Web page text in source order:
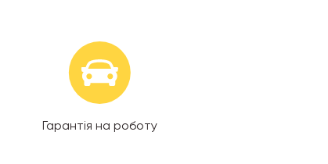
Гарантія на роботу